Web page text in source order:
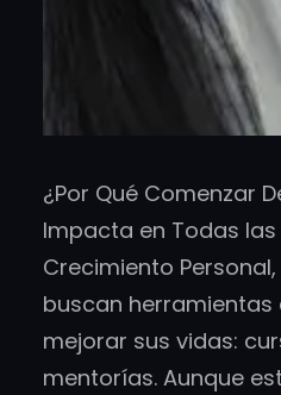
¿Por Qué Comenzar
Impacta en Todas las
Crecimiento
buscan herramientas
mejorar sus vidas:
mentorías. Aunque